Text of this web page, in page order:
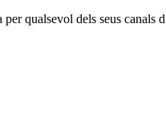
per qualsevol dels seus canals